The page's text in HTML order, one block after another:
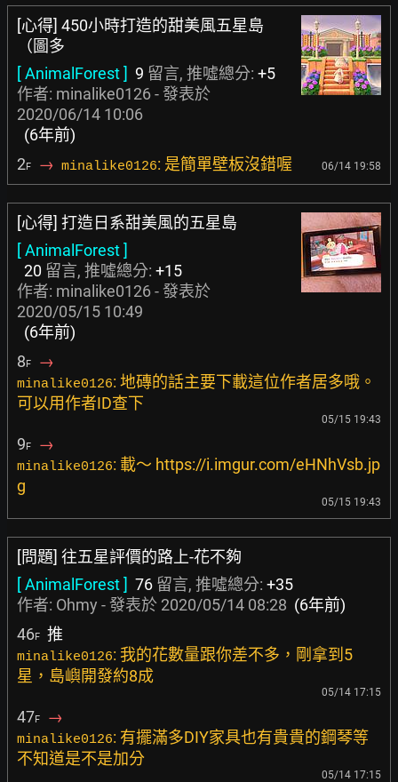
[心得] 450小時打造的甜美風五星島
（圖多
[ AnimalForest ] 9 留言, 推噓總分: +5
作者: minalike0126 - 發表於
2020/06/14 10:06
(6年前)
2F → minalike0126: 是簡單壁板沒錯喔 06/14 19:58
[心得] 打造日系甜美風的五星島
[ AnimalForest ]
20 留言, 推噓總分: +15
作者: minalike0126 - 發表於
2020/05/15 10:49
(6年前)
8F →
minalike0126: 地磚的話主要下載這位作者居多哦。
可以用作者ID查下
05/15 19:43
9F →
minalike0126: 載～ https://i.imgur.com/eHNhVsb.jp
g
05/15 19:43
[問題] 往五星評價的路上-花不夠
[ AnimalForest ] 76 留言, 推噓總分: +35
作者: Ohmy - 發表於 2020/05/14 08:28 (6年前)
46F 推
minalike0126: 我的花數量跟你差不多，剛拿到5
星，島嶼開發約8成
05/14 17:15
47F →
minalike0126: 有擺滿多DIY家具也有貴貴的鋼琴等
不知道是不是加分
05/14 17:15